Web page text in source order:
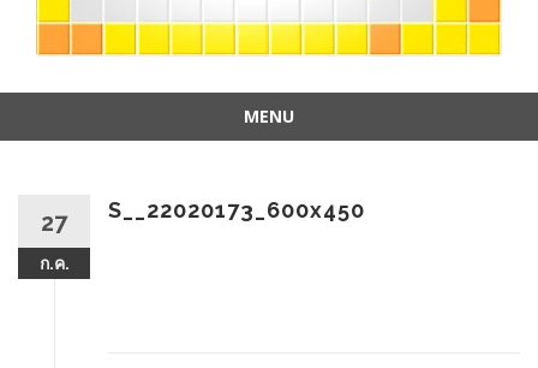
MENU
27
ก.ค.
S__22020173_600x450